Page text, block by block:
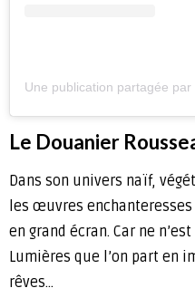
Une publication partagée
Le Douanier
Dans son univers naïf,
les œuvres
en grand écran. Car ne
Lumières que l’on part en
rêves…